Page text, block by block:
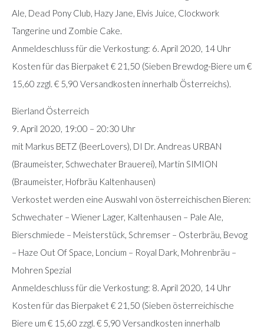
Ale, Dead Pony Club, Hazy Jane, Elvis Juice, Clockwork
Tangerine und Zombie Cake.
Anmeldeschluss für die Verkostung: 6. April 2020, 14 Uhr
Kosten für das Bierpaket € 21,50 (Sieben Brewdog-Biere um €
15,60 zzgl. € 5,90 Versandkosten innerhalb Österreichs).
Bierland Österreich
9. April 2020, 19:00 – 20:30 Uhr
mit Markus BETZ (BeerLovers), DI Dr. Andreas URBAN
(Braumeister, Schwechater Brauerei), Martin SIMION
(Braumeister, Hofbräu Kaltenhausen)
Verkostet werden eine Auswahl von österreichischen Bieren:
Schwechater – Wiener Lager, Kaltenhausen – Pale Ale,
Bierschmiede – Meisterstück, Schremser – Osterbräu, Bevog
– Haze Out Of Space, Loncium – Royal Dark, Mohrenbräu –
Mohren Spezial
Anmeldeschluss für die Verkostung: 8. April 2020, 14 Uhr
Kosten für das Bierpaket € 21,50 (Sieben österreichische
Biere um € 15,60 zzgl. € 5,90 Versandkosten innerhalb